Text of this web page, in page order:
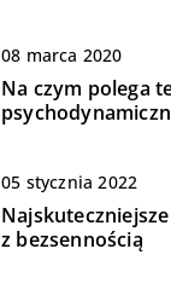
08 marca 2020
Na czym polega
05 stycznia 2022
z bezsennością